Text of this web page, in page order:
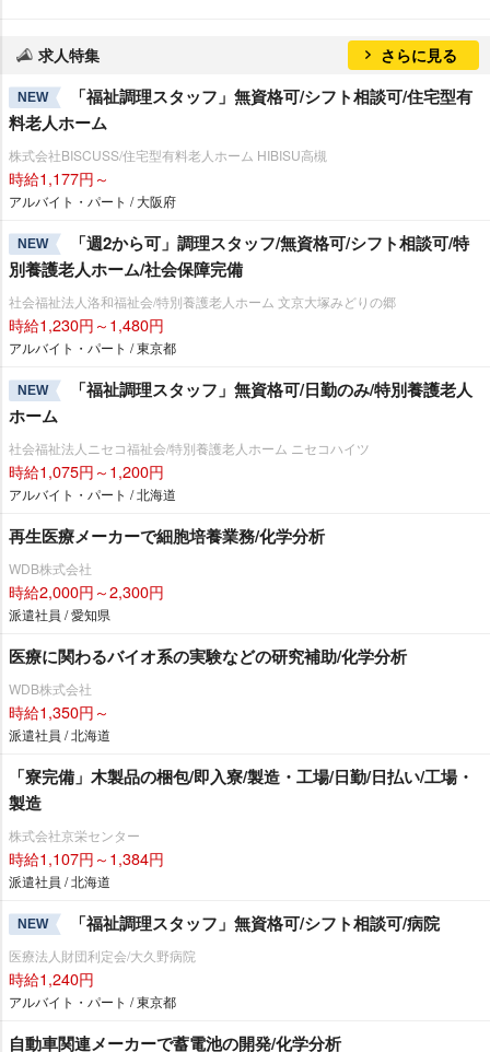
求人特集 さらに見る
NEW
「福祉調理スタッフ」無資格可/シフト相談可/住宅型有
料老人ホーム
株式会社BISCUSS/住宅型有料老人ホーム HIBISU高槻
時給1,177円～
アルバイト・パート / 大阪府
NEW
「週2から可」調理スタッフ/無資格可/シフト相談可/特
別養護老人ホーム/社会保障完備
社会福祉法人洛和福祉会/特別養護老人ホーム 文京大塚みどりの郷
時給1,230円～1,480円
アルバイト・パート / 東京都
NEW
「福祉調理スタッフ」無資格可/日勤のみ/特別養護老人
ホーム
社会福祉法人ニセコ福祉会/特別養護老人ホーム ニセコハイツ
時給1,075円～1,200円
アルバイト・パート / 北海道
再生医療メーカーで細胞培養業務/化学分析
WDB株式会社
時給2,000円～2,300円
派遣社員 / 愛知県
医療に関わるバイオ系の実験などの研究補助/化学分析
WDB株式会社
時給1,350円～
派遣社員 / 北海道
「寮完備」木製品の梱包/即入寮/製造・工場/日勤/日払い/工場・
製造
株式会社京栄センター
時給1,107円～1,384円
派遣社員 / 北海道
NEW 「福祉調理スタッフ」無資格可/シフト相談可/病院
医療法人財団利定会/大久野病院
時給1,240円
アルバイト・パート / 東京都
自動車関連メーカーで蓄電池の開発/化学分析